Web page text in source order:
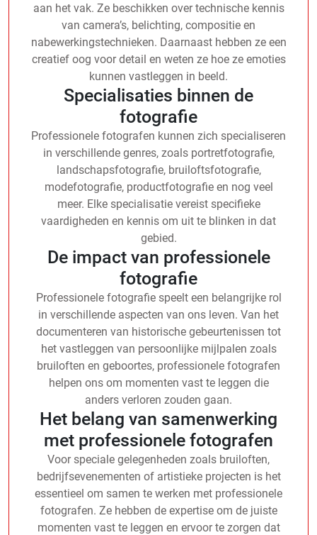
aan het vak. Ze beschikken over technische kennis
van camera’s, belichting, compositie en
nabewerkingstechnieken. Daarnaast hebben ze een
creatief oog voor detail en weten ze hoe ze emoties
kunnen vastleggen in beeld.
Specialisaties binnen de
fotografie
Professionele fotografen kunnen zich specialiseren
in verschillende genres, zoals portretfotografie,
landschapsfotografie, bruiloftsfotografie,
modefotografie, productfotografie en nog veel
meer. Elke specialisatie vereist specifieke
vaardigheden en kennis om uit te blinken in dat
gebied.
De impact van professionele
fotografie
Professionele fotografie speelt een belangrijke rol
in verschillende aspecten van ons leven. Van het
documenteren van historische gebeurtenissen tot
het vastleggen van persoonlijke mijlpalen zoals
bruiloften en geboortes, professionele fotografen
helpen ons om momenten vast te leggen die
anders verloren zouden gaan.
Het belang van samenwerking
met professionele fotografen
Voor speciale gelegenheden zoals bruiloften,
bedrijfsevenementen of artistieke projecten is het
essentieel om samen te werken met professionele
fotografen. Ze hebben de expertise om de juiste
momenten vast te leggen en ervoor te zorgen dat